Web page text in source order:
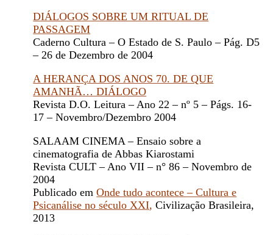
DIÁLOGOS SOBRE UM RITUAL DE
PASSAGEM
Caderno Cultura – O Estado de S. Paulo – Pág. D5
– 26 de Dezembro de 2004
A HERANÇA DOS ANOS 70. DE QUE
AMANHÃ… DIÁLOGO
Revista D.O. Leitura – Ano 22 – nº 5 – Págs. 16-
17 – Novembro/Dezembro 2004
SALAAM CINEMA – Ensaio sobre a
cinematografia de Abbas Kiarostami
Revista CULT – Ano VII – n° 86 – Novembro de
2004
Publicado emOnde tudo acontece – Cultura e
Psicanálise no século XXI, Civilização Brasileira,
2013